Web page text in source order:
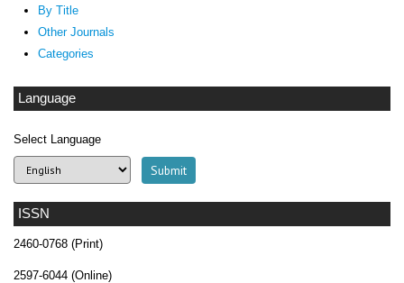
ISSN
2460-0768 (Print)
2597-6044 (Online)
By Title
Other Journals
Categories
Language
Select Language